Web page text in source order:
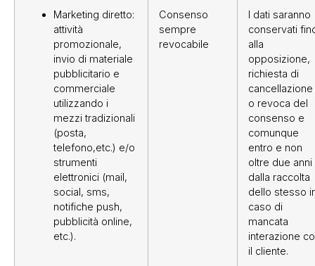
Marketing diretto:
attività
promozionale,
invio di materiale
pubblicitario e
commerciale
utilizzando i
mezzi tradizionali
(posta,
telefono,etc.) e/o
strumenti
elettronici (mail,
social, sms,
notifiche push,
pubblicità online,
etc.).
Consenso
sempre
revocabile
I dati saranno
conservati
alla
opposizione,
richiesta di
cancellazione
o revoca del
consenso e
comunque
entro e non
oltre due anni
dalla raccolta
dello stesso
caso di
mancata
interazione
il cliente.